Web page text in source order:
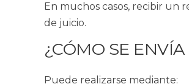
En muchos casos, recibir un
de juicio.
¿CÓMO SE
Puede realizarse mediante: